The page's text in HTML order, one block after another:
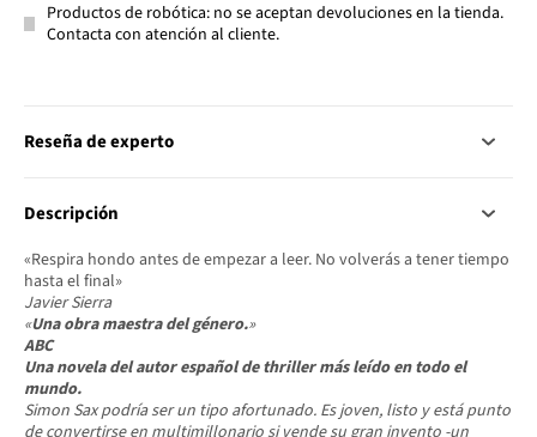
Productos de robótica: no se aceptan devoluciones en la tienda.
Contacta con atención al cliente.
Reseña de experto
Descripción
«Respira hondo antes de empezar a leer. No volverás a tener tiempo
hasta el final»
Javier Sierra
«Una obra maestra del género.»
ABC
Una novela del autor español dethrillermás leído en todo el
mundo.
Simon Sax podría ser un tipo afortunado. Es joven, listo y está punto